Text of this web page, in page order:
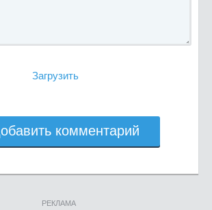
Загрузить
комментарий
РЕКЛАМА